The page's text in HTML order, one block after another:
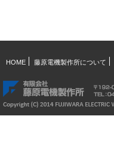
HOME 藤原電機製作所について